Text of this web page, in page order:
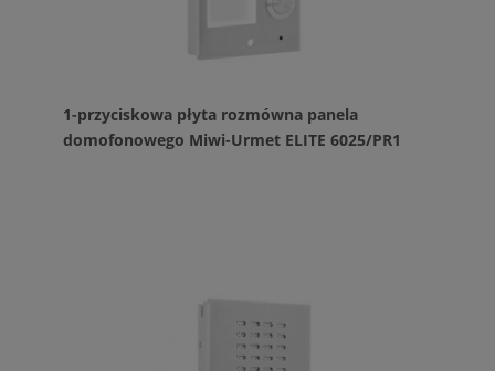
1-przyciskowa płyta rozmówna panela
domofonowego Miwi-Urmet ELITE 6025/PR1